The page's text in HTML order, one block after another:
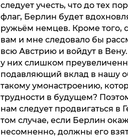
следует учесть, что до тех
флаг, Берлин будет
ружьём немцев. Кроме того,
вам и мне следовало бы
всю Австрию и войдут в
у них слишком
подавляющий вклад в нашу
такому умонастроению,
трудности в будущем?
нам следует продвигаться в
том случае, если Берлин
несомненно, должны его